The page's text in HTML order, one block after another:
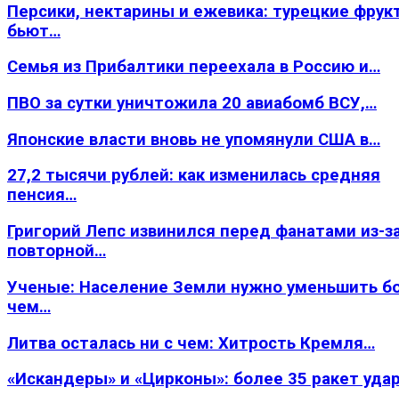
Персики, нектарины и ежевика: турецкие
бьют…
Семья из Прибалтики переехала в Россию и…
ПВО за сутки уничтожила 20 авиабомб ВСУ,…
Японские власти вновь не упомянули США в…
27,2 тысячи рублей: как изменилась средняя
пенсия…
Григорий Лепс извинился перед фанатами из-
повторной…
Ученые: Население Земли нужно уменьшить
чем…
Литва осталась ни с чем: Хитрость Кремля…
«Искандеры» и «Цирконы»: более 35 ракет